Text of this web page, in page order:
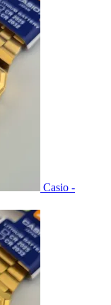
Casio -